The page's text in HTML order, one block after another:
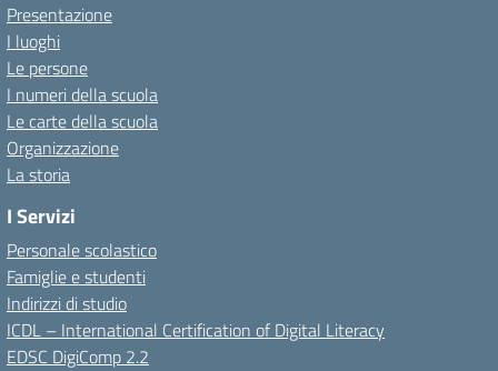
Presentazione
I luoghi
Le persone
I numeri della scuola
Le carte della scuola
Organizzazione
La storia
I Servizi
Personale scolastico
Famiglie e studenti
Indirizzi di studio
ICDL – International Certification of Digital Literacy
EDSC DigiComp 2.2